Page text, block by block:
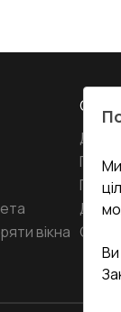
вікна